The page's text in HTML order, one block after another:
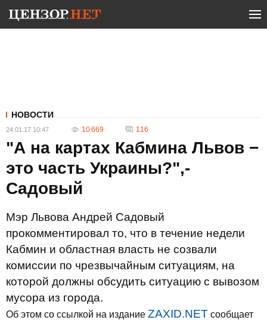
НОВОСТИ
24.01.17 10:47 10 669 116
"А на картах Кабмина Львов −
это часть Украины?",-
Садовый
Мэр Львова Андрей Садовый
прокомментировал то, что в течение недели
Кабмин и областная власть не созвали
комиссии по чрезвычайным ситуациям, на
которой должны обсудить ситуацию с вывозом
мусора из города.
Об этом со ссылкой на издание ZAXID.NET сообщает